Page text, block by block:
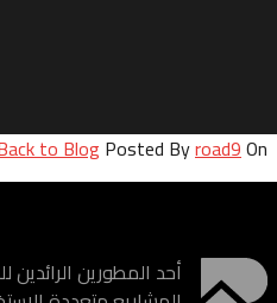
to BlogPosted Byroad9On أبريل 20, 2022 in
أحد المطورين الرائدين